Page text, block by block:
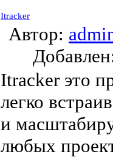
Itracker
Автор:
Itracker это
легко
и
любых